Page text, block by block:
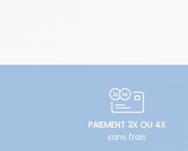
PAIEMENT 3X OU 4X
sans frais